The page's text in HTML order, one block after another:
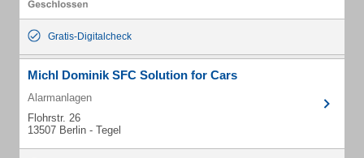
Gratis-Digitalcheck
Michl Dominik SFC Solution for Cars
Alarmanlagen
Flohrstr. 26
13507 Berlin - Tegel